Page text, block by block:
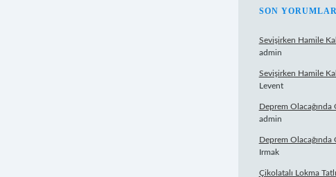
SON YORUMLAR
Sevişirken Hamile
admin
Sevişirken Hamile
Levent
Deprem Olacağında
admin
Deprem Olacağında
Irmak
Çikolatalı Lokma